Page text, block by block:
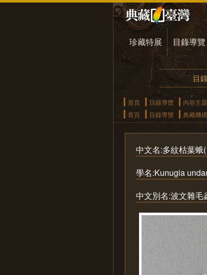
珍藏特展 目錄導覽
目
首頁 目錄導覽 內容主題
首頁
目錄導覽 典藏機
中文名:多紋枯葉蛾
學名:Kunugia
中文別名:波文雜毛